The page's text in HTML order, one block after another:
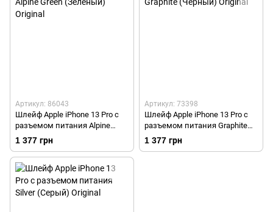
Артикул: 86043
Шлейф Apple iPhone 13 Pro с
разъемом питания Alpine
Green (Зеленый) Original
1 377 грн
Артикул: 73398
Шлейф Apple iPhone 13 Pro с
разъемом питания Graphite
(Черный) Original
1 377 грн